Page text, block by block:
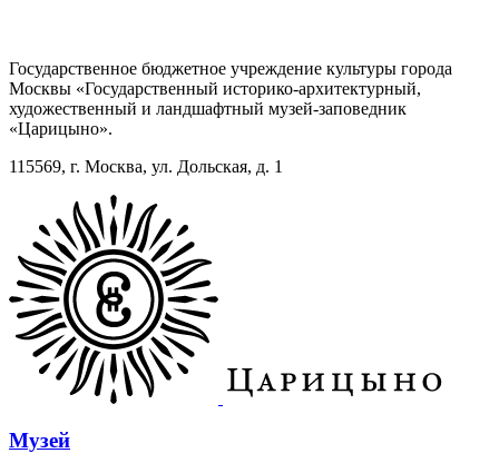
Государственное бюджетное учреждение культуры города
Москвы «Государственный историко-архитектурный,
художественный и ландшафтный музей-заповедник
«Царицыно».
115569, г. Москва, ул. Дольская, д. 1
Музей